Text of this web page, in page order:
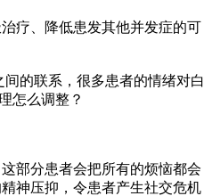
疗、降低患发其他并发症的可
的联系，很多患者的情绪对白
怎么调整？
部分患者会把所有的烦恼都会
神压抑，令患者产生社交危机